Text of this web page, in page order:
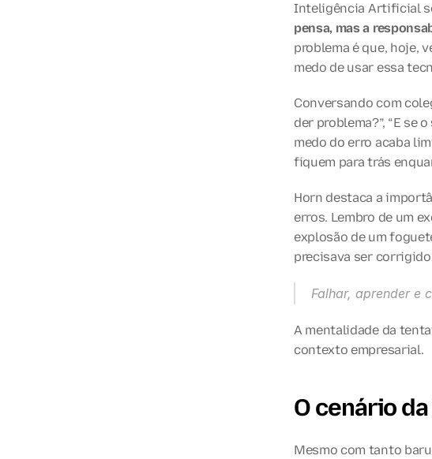
Inteligência Artificial
pensa, mas a
problema é que, hoje,
medo de usar essa
Conversando com
der problema?”, “E se
medo do erro acaba
fiquem para trás
Horn destaca a
erros. Lembro de um
explosão de um
precisava ser
Falhar, aprender e
A mentalidade da
contexto empresarial.
O cenário
Mesmo com tanto